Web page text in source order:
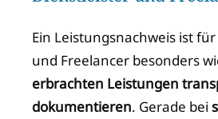
Ein Leistungsnachweis ist
und Freelancer besonders
erbrachten Leistungen
dokumentieren. Gerade bei